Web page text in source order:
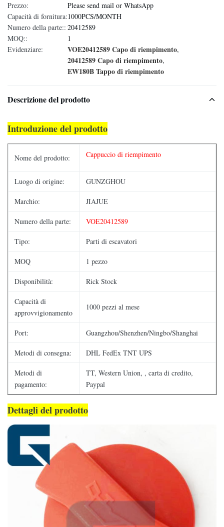
Prezzo:
Please send mail or WhatsApp
Capacità di fornitura:1000PCS/MONTH
Numero della parte:: 20412589
MOQ::
1
Evidenziare:
VOE20412589 Capo di riempimento,
20412589 Capo di riempimento,
EW180B Tappo di riempimento
Descrizione del prodotto
Introduzione del prodotto
Nome del prodotto: Cappuccio di riempimento
Luogo di origine: GUNZGHOU
Marchio: JIAJUE
Numero della parte: VOE20412589
Tipo: Parti di escavatori
MOQ 1 pezzo
Disponibilità: Rick Stock
Capacità di
approvvigionamento
1000 pezzi al mese
Port: Guangzhou/Shenzhen/Ningbo/Shanghai
Metodi di consegna: DHL FedEx TNT UPS
Metodi di
pagamento:
TT, Western Union, , carta di credito,
Paypal
Dettagli del prodotto